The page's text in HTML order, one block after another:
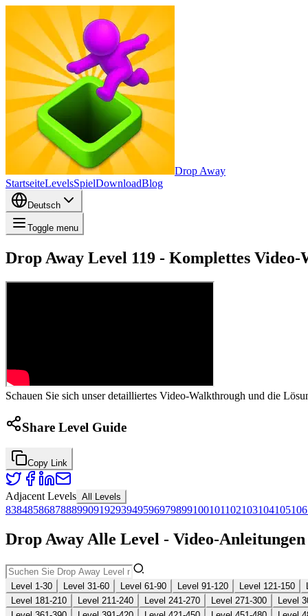
Drop Away
StartseiteLevelsSpielDownloadBlog
Deutsch
Toggle menu
Drop Away Level 119 - Komplettes
Schauen Sie sich unser detailliertes Video-Walkthrough und die
Share Level Guide
Copy Link
Adjacent Levels All Levels
8384858687888990919293949596979899100101102103104105106
Drop Away Alle Level - Video-
Level 1-30 Level 31-60 Level 61-90 Level 91-120 Level 121-150
Level 181-210
Level 211-240 Level 241-270 Level 271-300
Level